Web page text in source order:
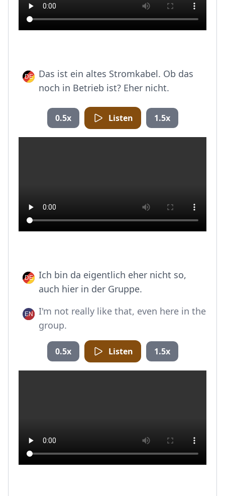
Das ist ein altes Stromkabel. Ob das
noch in Betrieb ist? Eher nicht.
0.5x Listen 1.5x
Ich bin da eigentlich eher nicht so,
auch hier in der Gruppe.
I'm not really like that, even here in the
group.
0.5x Listen 1.5x